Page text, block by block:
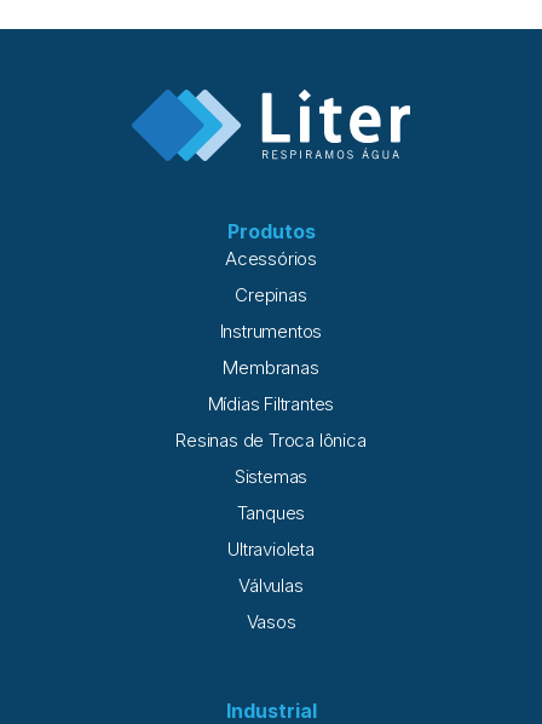
Produtos
Acessórios
Crepinas
Instrumentos
Membranas
Mídias Filtrantes
Resinas de Troca Iônica
Sistemas
Tanques
Ultravioleta
Válvulas
Vasos
Industrial